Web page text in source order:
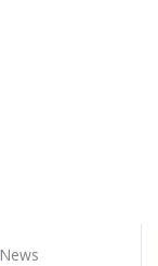
News